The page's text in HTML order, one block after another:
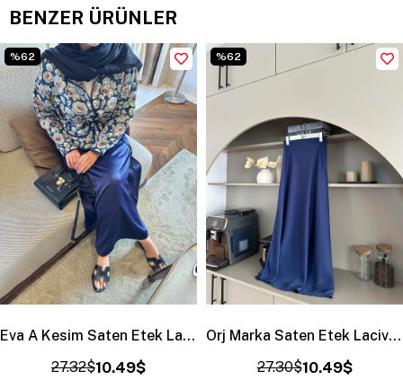
BENZER ÜRÜNLER
Eva A Kesim Saten Etek Lacivert
10.49$
27.32$
%62
Orj Marka Saten Etek Lacivert
10.49$
27.30$
%62